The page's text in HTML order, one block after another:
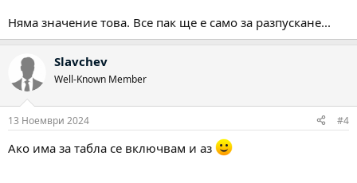
Няма значение това. Все пак ще е само за разпускане...
Slavchev
Well-Known Member
13 Ноември 2024 #4
Ако има за табла се включвам и аз